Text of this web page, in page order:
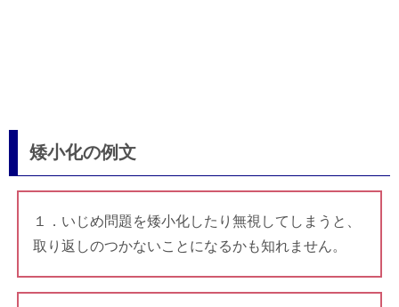
矮小化の例文
１．いじめ問題を矮小化したり無視してしまうと、
取り返しのつかないことになるかも知れません。